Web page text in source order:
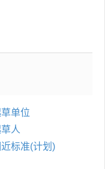
单位
人
标准(计划)